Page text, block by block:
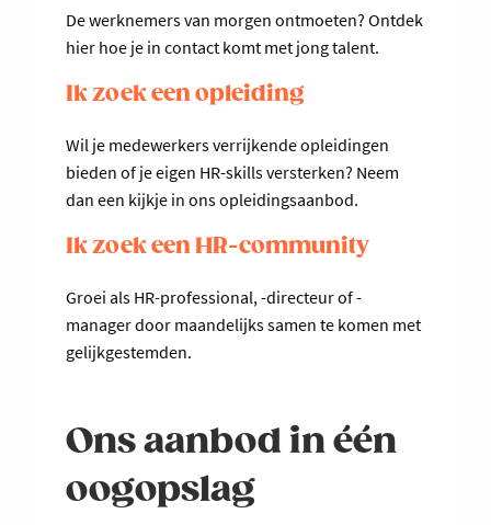
De werknemers van morgen ontmoeten? Ontdek
hier hoe je in contact komt met jong talent.
Ik zoek een opleiding
Wil je medewerkers verrijkende opleidingen
bieden of je eigen HR-skills versterken? Neem
dan een kijkje in ons opleidingsaanbod.
Ik zoek een HR-community
Groei als HR-professional, -directeur of -
manager door maandelijks samen te komen met
gelijkgestemden.
Ons aanbod in één
oogopslag